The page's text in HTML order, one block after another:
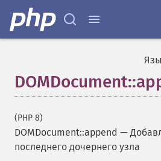
(PHP 8)
DOMDocument::append —
последнего дочернего узла